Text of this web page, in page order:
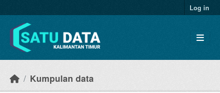
Log in
Kumpulan data